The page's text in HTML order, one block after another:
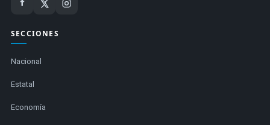
SECCIONES
Nacional
Estatal
Economía